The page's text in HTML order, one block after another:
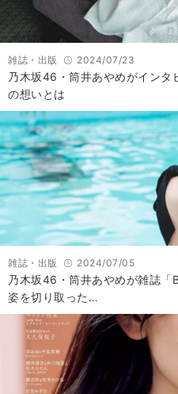
雑誌・出版 2024/07/23
乃木坂46・筒井あやめがインタ
の想いとは
雑誌・出版 2024/07/05
乃木坂46・筒井あやめが雑誌
姿を切り取った…